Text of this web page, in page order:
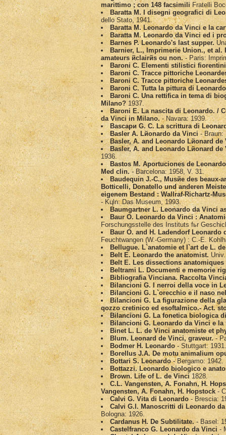
marittimo ; con 148 facsimili Fratelli
Baratta M. I disegni geografici di
dello Stato, 1941.
Baratta M. Leonardo da Vinci e la
Baratta M. Leonardo da Vinci ed i
Barnes P. Leonardo's last supper.
Barnier, L., Imprimerie Union., et
amateurs йclairйs ou non.- Paris:
Baroni C. Elementi stilistici
Baroni C. Tracce pittoriche
Baroni C. Tracce pittoriche
Baroni C. Tutta la pittura di Leonardo
Baroni C. Una rettifica in tema di
Milano? 1937.
Baroni E. La nascita di Leonardo. /
da Vinci in Milano. - Navara: 1939.
Bascapи G. C. La scrittura di
Basler A. Lйonardo da Vinci - Braun:
Basler, A. and Leonardo Lйonard de
Basler, A. and Leonardo Lйonard de
1936.
Bastos M. Aportuciones de
Med clin. - Barcelona: 1958, V. 31.
Baudequin J.-C., Musйe des beaux-
Botticelli, Donatello und anderen
eigenem Bestand : Wallraf-Richartz-
- Kцln: Das Museum, 1993.
Baumgartner L. Leonardo da Vinci
Baur O. Leonardo da Vinci :
Forschungsstelle des Instituts fьr
Baur O. and H. Ladendorf Leonardo
Feuchtwangen (W.-Germany) : C.-E.
Bellugue. L`anatomie et l`art de L.
Belt E. Leonardo the anatomist.
Belt E. Les dissections
Beltrami L. Documenti e memorie
Bibliografia Vinciana. Raccolta
Bilancioni G. I nerroi della voce in
Bilancioni G. L`orecchio e il naso
Bilancioni G. La figurazione della
qozzo cretinico ed esoftalmico.- Act.
Bilancioni G. La fonetica biologica
Bilancioni G. Leonardo da Vinci e
Binet L. L. de Vinci anatomiste et
Blum. Leonard de Vinci, graveur.-
Bodmer H. Leonardo- Stuttgart:
Borellus J.A. De motu animalium
Bottari S. Leonardo- Bergamo: 1942.
Bottazzi. Leonardo biologico e
Brown. Life of L. de Vinci 1828.
C.L. Vangensten, A. Fonahn, H.
Vangensten, A. Fonahn, H. Hopstock -
Calvi G. Vita di Leonardo- Brescia:
Calvi G.I. Manoscritti di Leonardo
Bologna: 1926.
Cardanus H. De Subtilitate. - Basel:
Castelfranco G. Leonardo da Vinci -